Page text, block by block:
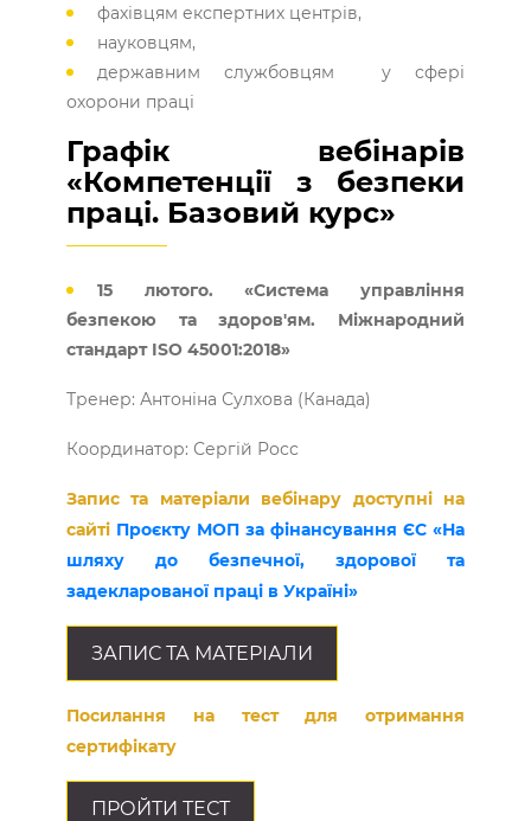
фахівцям експертних центрів,
науковцям,
державним службовцям у сфері
охорони праці
Графік вебінарів
«Компетенції з безпеки
праці. Базовий курс»
15 лютого. «Система управління
безпекою та здоров'ям. Міжнародний
стандарт ISO 45001:2018»
Тренер: Антоніна Сулхова (Канада)
Координатор: Сергій Росс
Запис та матеріали вебінару доступні на
сайті Проєкту МОП за фінансування ЄС «На
шляху до безпечної, здорової та
задекларованої праці в Україні»
ЗАПИС ТА МАТЕРІАЛИ
Посилання на тест для отримання
сертифікату
ПРОЙТИ ТЕСТ